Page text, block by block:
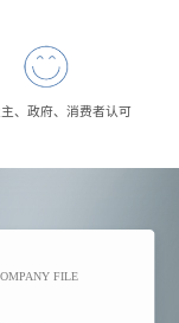
、政府、消费者认可
FILE